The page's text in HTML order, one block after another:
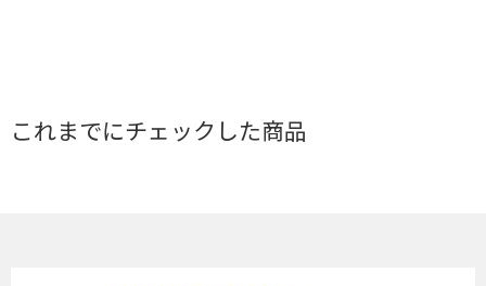
これまでにチェックした商品